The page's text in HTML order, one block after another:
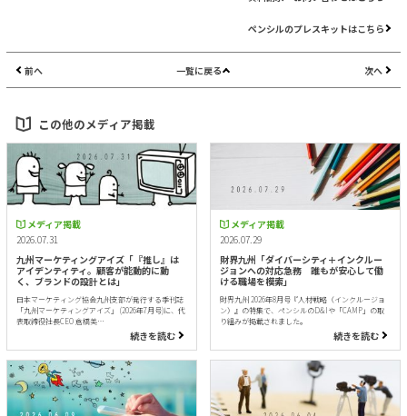
ペンシルのプレスキットはこちら
前へ 一覧に戻る 次へ
この他のメディア掲載
メディア掲載
2026.07.31
九州マーケティングアイズ「『推し』は
アイデンティティ。顧客が能動的に動
く、ブランドの設計とは」
日本マーケティング協会九州支部が発行する季刊誌
「九州マーケティングアイズ」 (2026年7月号)に、代
表取締役社長CEO 倉橋美…
続きを読む
メディア掲載
2026.07.29
財界九州「ダイバーシティ＋インクルー
ジョンへの対応急務 誰もが安心して働
ける職場を模索」
財界九州 2026年8月号『人材戦略（インクルージョ
ン）』の特集で、ペンシルのD&Iや「CAMP」の取
り組みが掲載されました。
続きを読む